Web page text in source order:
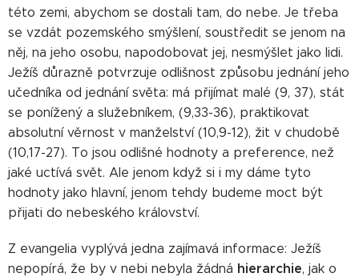
této zemi, abychom se dostali tam, do nebe. Je třeba
se vzdát pozemského smýšlení, soustředit se jenom na
něj, na jeho osobu, napodobovat jej, nesmýšlet jako lidi.
Ježíš důrazně potvrzuje odlišnost způsobu jednání jeho
učedníka od jednání světa: má přijímat malé (9, 37), stát
se ponížený a služebníkem, (9,33-36), praktikovat
absolutní věrnost v manželství (10,9-12), žit v chudobě
(10,17-27). To jsou odlišné hodnoty a preference, než
jaké uctívá svět. Ale jenom když si i my dáme tyto
hodnoty jako hlavní, jenom tehdy budeme moct být
přijati do nebeského království.
Z evangelia vyplývá jedna zajímavá informace: Ježíš
nepopírá, že by v nebi nebyla žádná hierarchie, jak o